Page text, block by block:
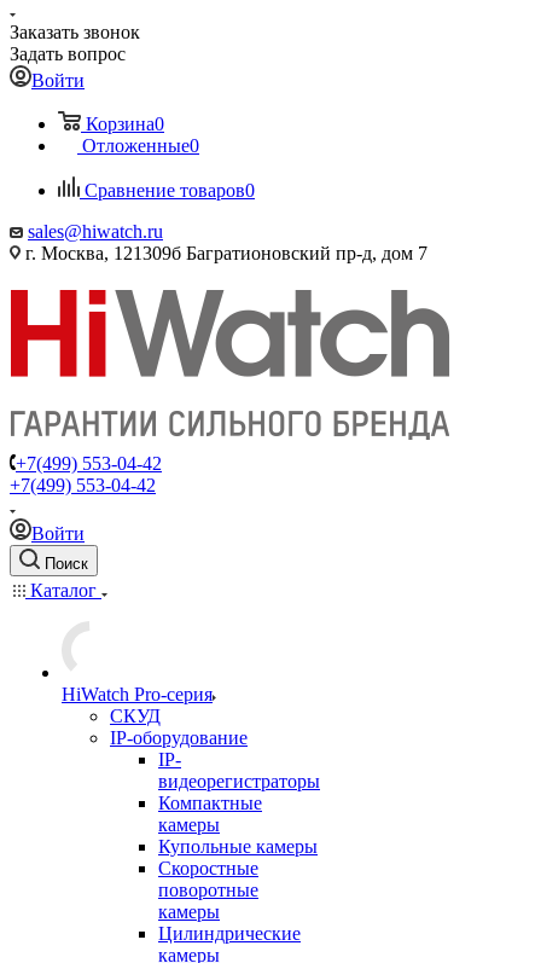
Заказать звонок
Задать вопрос
Войти
Корзина0
Отложенные0
Сравнение товаров0
sales@hiwatch.ru
г. Москва, 121309б Багратионовский пр-д, дом 7
+7(499) 553-04-42
+7(499) 553-04-42
Войти
Поиск
Каталог
HiWatch Pro-серия
CКУД
IP-оборудование
IP-
видеорегистраторы
Компактные
камеры
Купольные камеры
Скоростные
поворотные
камеры
Цилиндрические
камеры